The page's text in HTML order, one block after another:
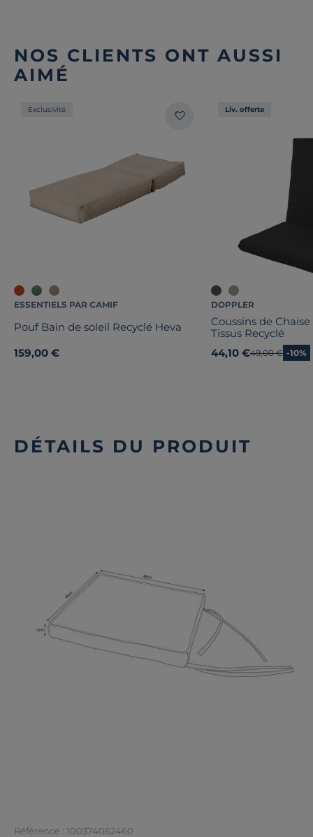
NOS CLIENTS ONT AUSSI
AIMÉ
Exclusivité
ESSENTIELS PAR CAMIF
Pouf Bain de soleil Recyclé Heva
159,00 €
Liv. offerte
DOPPLER
Coussins de
Tissus Recyclé
44,10 €Ancien prix
49,00 € -10%
DÉTAILS DU PRODUIT
Référence : 100374062460